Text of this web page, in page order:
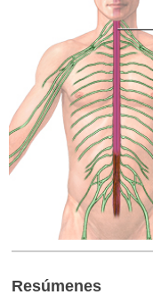
Resúmenes